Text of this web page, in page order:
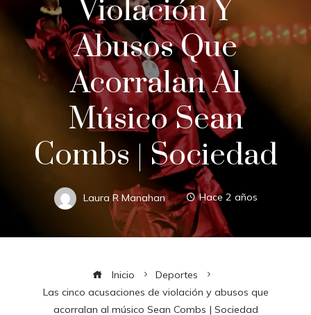
Violación Y
Abusos Que
Acorralan Al
Músico Sean
Combs | Sociedad
Laura R Manahan Hace 2 años
Inicio
Deportes
Las cinco acusaciones de violación y abusos que
acorralan al músico Sean Combs | Sociedad